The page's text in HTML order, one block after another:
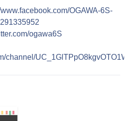
www.facebook.com/OGAWA-6S-
ogawa6S
channel/